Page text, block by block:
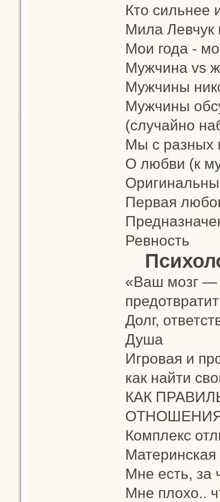
Кто сильнее
Мила Левчук
Мои года -
Мужчина vs
Мужчины
Мужчины
(случайно
Мы с разных
О любви (к
Первая
Ревность
«Ваш мозг —
Долг,
Душа
Игровая и
как найти
КАК
Комплекс
Мне есть, за
Мне плохо..